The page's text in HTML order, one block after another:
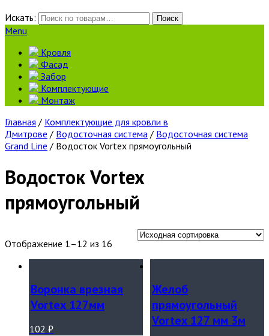
Искать:
Поиск
Menu
Кровля
Фасад
Забор
Комплектующие
Монтаж
Главная / Комплектующие для кровли в
Дмитрове / Водосточная система / Водосточная система
Grand Line / Водосток Vortex прямоугольный
Водосток Vortex
прямоугольный
Отображение 1–12 из 16
Воронка врезная
Vortex 127мм
102 ₽
Желоб
прямоугольный
Vortex 127 мм 3м